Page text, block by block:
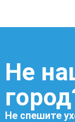
Не
Не спешите